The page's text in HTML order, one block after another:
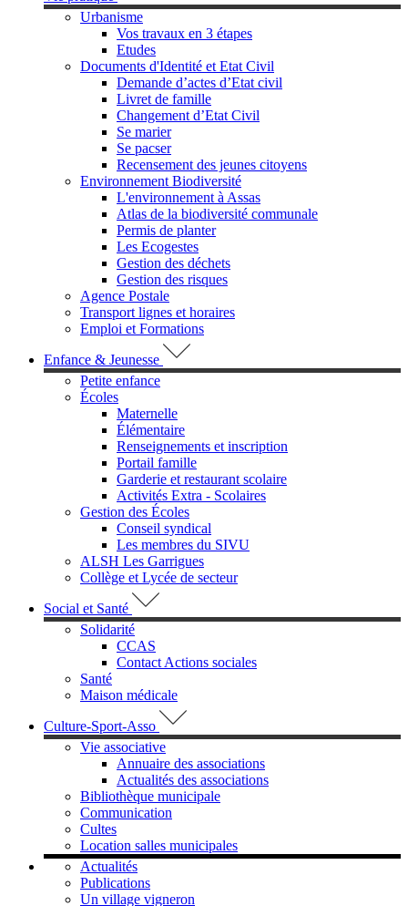
Urbanisme
Vos travaux en 3 étapes
Etudes
Documents d'Identité et Etat Civil
Demande d’actes d’Etat civil
Livret de famille
Changement d’Etat Civil
Se marier
Se pacser
Recensement des jeunes citoyens
Environnement Biodiversité
L'environnement à Assas
Atlas de la biodiversité communale
Permis de planter
Les Ecogestes
Gestion des déchets
Gestion des risques
Agence Postale
Transport lignes et horaires
Emploi et Formations
Enfance & Jeunesse
Petite enfance
Écoles
Maternelle
Élémentaire
Renseignements et inscription
Portail famille
Garderie et restaurant scolaire
Activités Extra - Scolaires
Gestion des Écoles
Conseil syndical
Les membres du SIVU
ALSH Les Garrigues
Collège et Lycée de secteur
Social et Santé
Solidarité
CCAS
Contact Actions sociales
Santé
Maison médicale
Culture-Sport-Asso
Vie associative
Annuaire des associations
Actualités des associations
Bibliothèque municipale
Communication
Cultes
Location salles municipales
Actualités
Publications
Un village vigneron